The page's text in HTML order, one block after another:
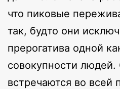
что пиковые
так, будто они
прерогатива одной
совокупности
встречаются во всей